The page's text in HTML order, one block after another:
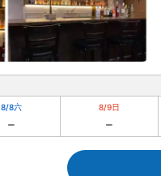
8/8六 8/9日